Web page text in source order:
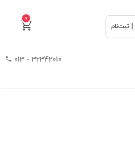
0
ثبت‌نام
32342010 - 013